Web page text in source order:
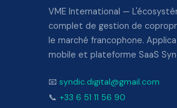
VME International —
complet de gestion de
le marché francophone.
mobile et plateforme SaaS
📧 syndic.digital@gmail.com
📞 +33 6 51 11 56 90